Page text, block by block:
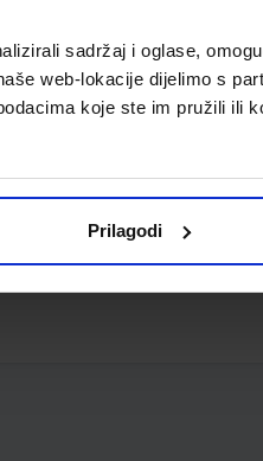
sadržaj i oglase,
web-lokacije dijelimo s
koje ste im pružili ili
Prilagodi